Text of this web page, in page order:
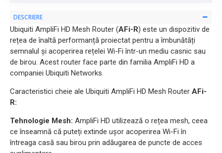
DESCRIERE
Ubiquiti AmpliFi HD Mesh Router (AFi-R) este un dispozitiv de
rețea de înaltă performanță proiectat pentru a îmbunătăți
semnalul și acoperirea rețelei Wi-Fi într-un mediu casnic sau
de birou. Acest router face parte din familia AmpliFi HD a
companiei Ubiquiti Networks.
Caracteristici cheie ale Ubiquiti AmpliFi HD Mesh Router AFi-
R:
Tehnologie Mesh: AmpliFi HD utilizează o rețea mesh, ceea
ce înseamnă că puteți extinde ușor acoperirea Wi-Fi în
întreaga casă sau birou prin adăugarea de puncte de acces